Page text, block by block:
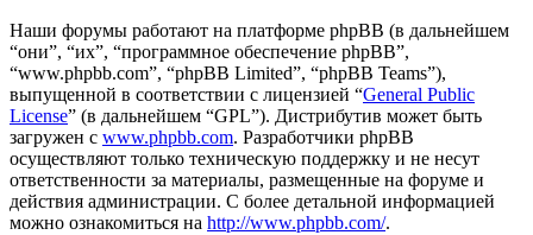
Наши форумы работают на платформе phpBB (в дальнейшем
“они”, “их”, “программное обеспечение phpBB”,
“www.phpbb.com”, “phpBB Limited”, “phpBB Teams”),
выпущенной в соответствии с лицензией “General Public
License” (в дальнейшем “GPL”). Дистрибутив может быть
загружен с www.phpbb.com. Разработчики phpBB
осуществляют только техническую поддержку и не несут
ответственности за материалы, размещенные на форуме и
действия администрации. С более детальной информацией
можно ознакомиться на http://www.phpbb.com/.